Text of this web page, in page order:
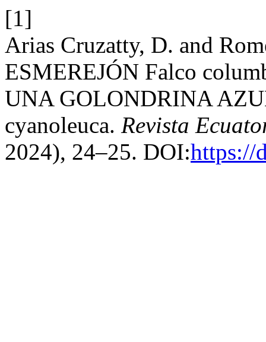
[1]
Arias Cruzatty, D. and
ESMEREJÓN Falco
UNA GOLONDRINA
cyanoleuca. Revista
2024), 24–25. DOI:https://